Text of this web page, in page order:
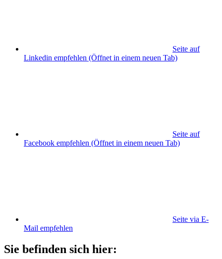
Seite auf
Linkedin empfehlen (Öffnet in einem neuen Tab)
Seite auf
Facebook empfehlen (Öffnet in einem neuen Tab)
Seite via E-
Mail empfehlen
Sie befinden sich hier: